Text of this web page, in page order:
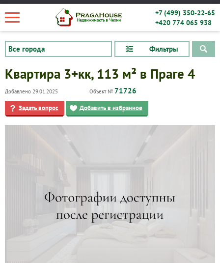
+7 (499) 350-22-65
+420 774 065 938
Фильтры
Квартиры
Дома
Новостройки
Коммерческие объекты
Квартира 3+кк, 113 м² в Праге 4
Добавлено 29.01.2025 Объект № 71726
Задать вопрос Добавить в избранное